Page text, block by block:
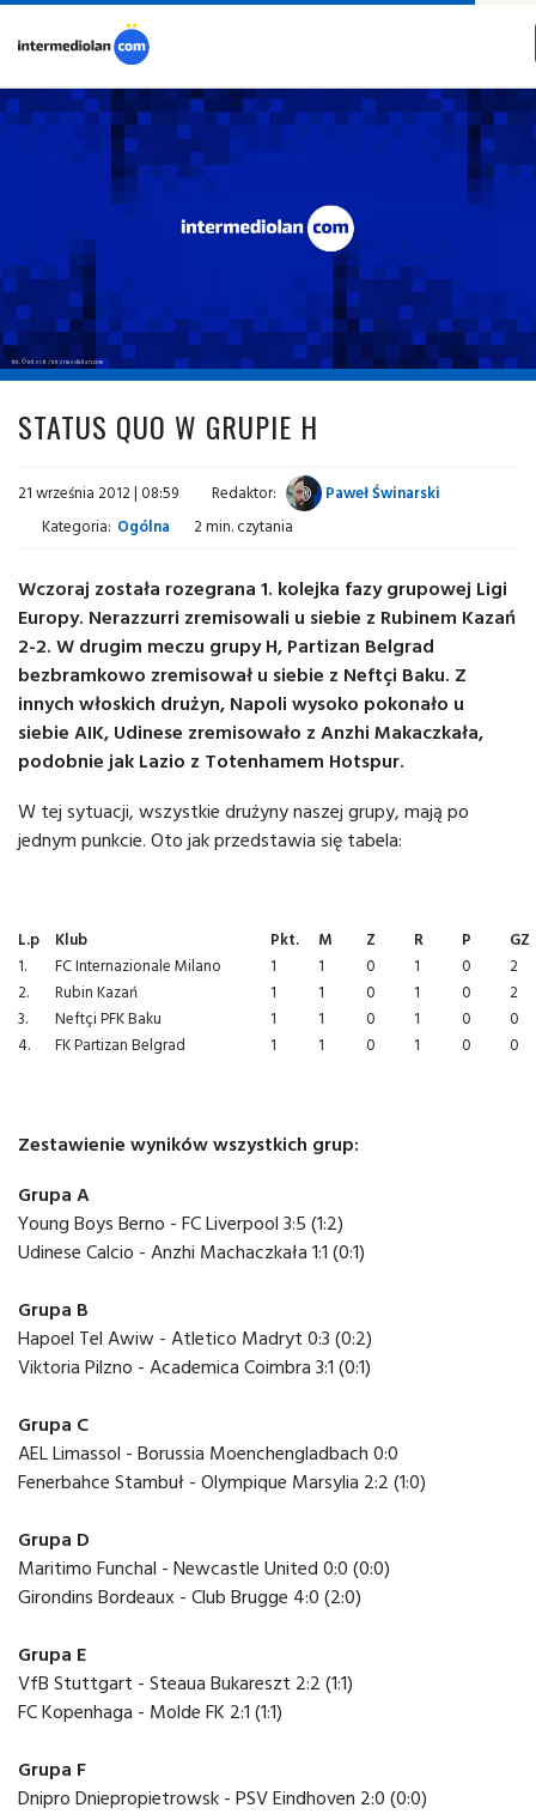
fot. © inter.it / intermediolan.com
STATUS QUO W GRUPIE H
21 września 2012 | 08:59 Redaktor:
Paweł Świnarski
Kategoria: Ogólna 2 min. czytania
Wczoraj została rozegrana 1. kolejka fazy grupowej Ligi
Europy. Nerazzurri zremisowali u siebie z Rubinem Kazań
2-2. W drugim meczu grupy H, Partizan Belgrad
bezbramkowo zremisował u siebie z Neftçi Baku. Z
innych włoskich drużyn, Napoli wysoko pokonało u
siebie AIK, Udinese zremisowało z Anzhi Makaczkała,
podobnie jak Lazio z Totenhamem Hotspur.
W tej sytuacji, wszystkie drużyny naszej grupy, mają po
jednym punkcie. Oto jak przedstawia się tabela:
L.p Klub Pkt. M Z R P
GZ
1.
FC Internazionale Milano 1 1 0 1 0
2
2.
Rubin Kazań 1 1 0 1 0
2
3.
Neftçi PFK Baku 1 1 0 1 0
0
4.
FK Partizan Belgrad 1 1 0 1 0 0
Zestawienie wyników wszystkich grup:
Grupa A
Young Boys Berno - FC Liverpool 3:5 (1:2)
Udinese Calcio - Anzhi Machaczkała 1:1 (0:1)
Grupa B
Hapoel Tel Awiw - Atletico Madryt 0:3 (0:2)
Viktoria Pilzno - Academica Coimbra 3:1 (0:1)
Grupa C
AEL Limassol - Borussia Moenchengladbach 0:0
Fenerbahce Stambuł - Olympique Marsylia 2:2 (1:0)
Grupa D
Maritimo Funchal - Newcastle United 0:0 (0:0)
Girondins Bordeaux - Club Brugge 4:0 (2:0)
Grupa E
VfB Stuttgart - Steaua Bukareszt 2:2 (1:1)
FC Kopenhaga - Molde FK 2:1 (1:1)
Grupa F
Dnipro Dniepropietrowsk - PSV Eindhoven 2:0 (0:0)